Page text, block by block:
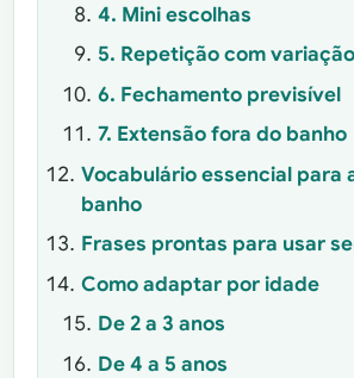
4. Mini escolhas
5. Repetição com
6. Fechamento previsível
7. Extensão fora do banho
Vocabulário essencial para
banho
Frases prontas para usar
Como adaptar por idade
De 2 a 3 anos
De 4 a 5 anos